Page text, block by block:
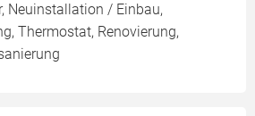
Neuinstallation / Einbau,
Thermostat, Renovierung,